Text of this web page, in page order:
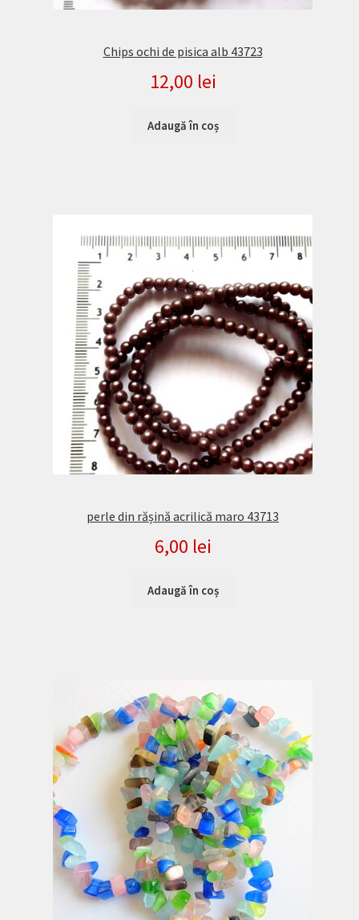
Chips ochi de pisica alb 43723
12,00 lei
Adaugă în coș
perle din rășină acrilică maro 43713
6,00 lei
Adaugă în coș